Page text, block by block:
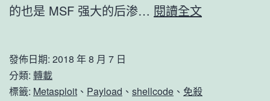
的也是 MSF 强大的后渗… 閱讀全文
Payload
發佈日期: 2018 年 8 月 7 日
分類: 轉載
標籤: Metasploit 、 Payload 、 shellcode 、 免殺